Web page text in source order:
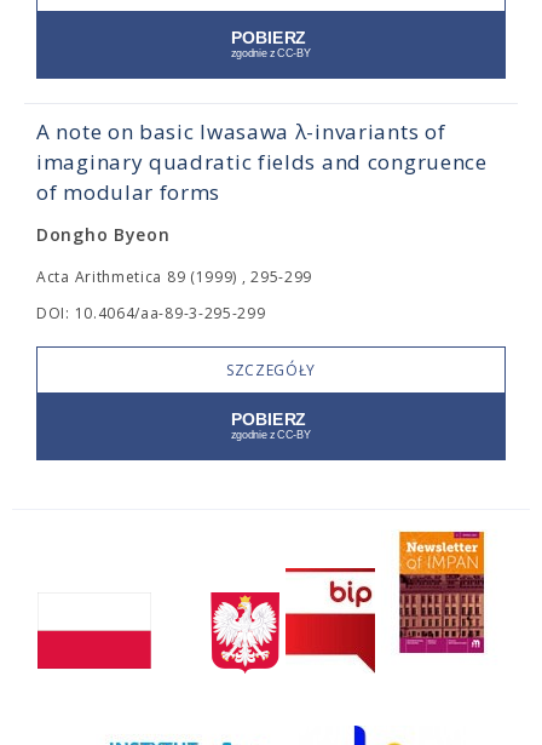
A note on basic Iwasawa λ-invariants of
imaginary quadratic fields and congruence
of modular forms
Dongho Byeon
Acta Arithmetica 89 (1999) , 295-299
DOI: 10.4064/aa-89-3-295-299
SZCZEGÓŁY